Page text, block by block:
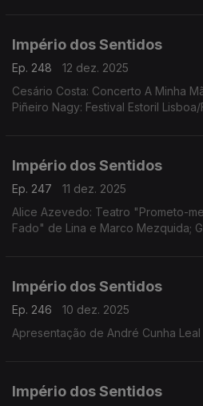
Império dos Sentidos
Ep. 248
12 dez. 2025
Cesário Costa: Concerto A Minha
Piñeiro Nagy: Festival Estoril
Império dos Sentidos
Ep. 247
11 dez. 2025
Alice Azevedo: Teatro "Prometo-
Fado" de Lina e Marco Mezquida;
Império dos Sentidos
Ep. 246
10 dez. 2025
Apresentação de André Cunha Leal
Império dos Sentidos